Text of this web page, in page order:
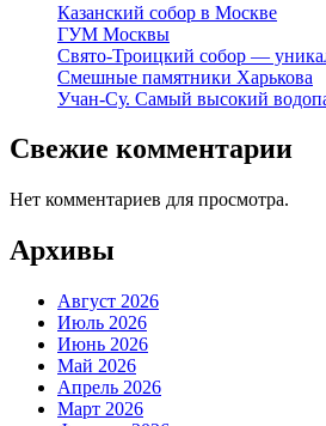
Казанский собор в Москве
ГУМ Москвы
Свято-Троицкий собор —
Смешные памятники Харькова
Учан-Су. Самый высокий
Свежие комментарии
Нет комментариев для просмотра.
Архивы
Август 2026
Июль 2026
Июнь 2026
Май 2026
Апрель 2026
Март 2026